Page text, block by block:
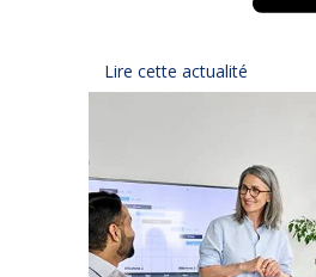
Lire cette actualité